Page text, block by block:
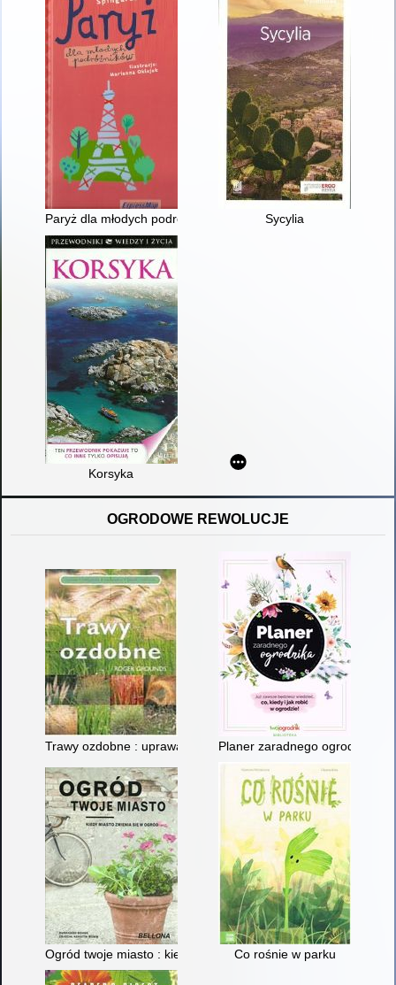
Paryż dla młodych podróżników Sycylia
Korsyka
OGRODOWE REWOLUCJE
Trawy ozdobne : uprawa, pielęgnacja, rozmnażanie, gatunki i
Planer zaradnego ogrodnika :
Ogród twoje miasto : kiedy miasto zmieni się w ogród
Co rośnie w parku